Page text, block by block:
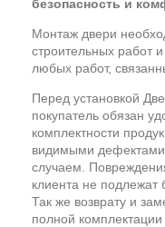
безопасность и
Монтаж двери
строительных работ
любых работ,
Перед установкой
покупатель обязан
комплектности
видимыми дефектами
случаем.
клиента не подлежат
Так же возврату и
полной